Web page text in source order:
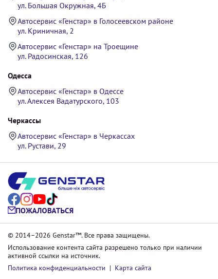
ул. Большая Окружная, 4Б
Автосервис «Генстар» в Голосеевском районе
ул. Криничная, 2
Автосервис «Генстар» на Троещине
ул. Радосинская, 126
Одесса
Автосервис «Генстар» в Одессе
ул. Алексея Вадатурского, 103
Черкассы
Автосервис «Генстар» в Черкассах
ул. Рустави, 29
ПОЖАЛОВАТЬСЯ
© 2014–2026 Genstar™. Все права защищены.
Использование контента сайта разрешено только при наличии
активной ссылки на источник.
Политика конфиденциальности | Карта сайта